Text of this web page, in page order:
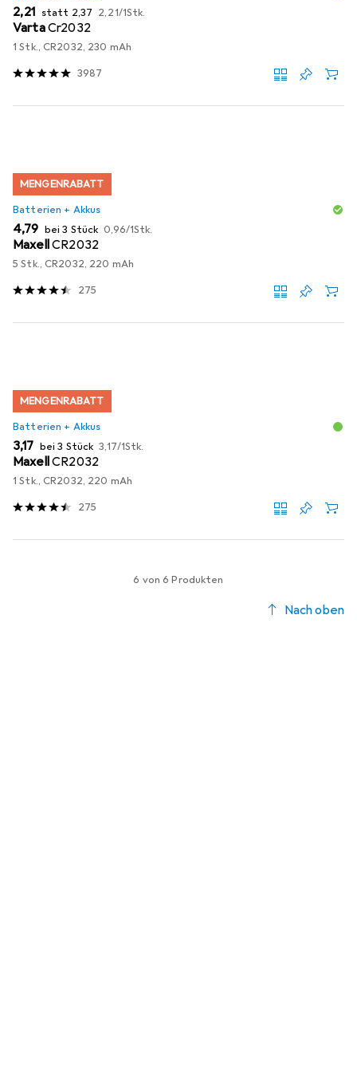
EUR
2,21 statt EUR
2,37 EUR
2,21/1Stk.
VartaCr2032
1 Stk., CR2032, 230 mAh
3987
MENGENRABATT
Batterien + Akkus
EUR
4,79 bei 3 Stück EUR
0,96/1Stk.
MaxellCR2032
5 Stk., CR2032, 220 mAh
275
MENGENRABATT
Batterien + Akkus
EUR
3,17 bei 3 Stück EUR
3,17/1Stk.
MaxellCR2032
1 Stk., CR2032, 220 mAh
275
6 von 6 Produkten
Nach oben